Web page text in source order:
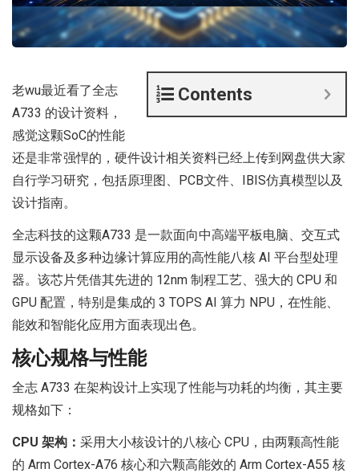
Contents
老wu最近看了全志
A733 的设计资料，
感觉这颗SoC的性能
还是非常强悍的，硬件设计相关资料已经上传到网盘供大家
自行学习研究，包括原理图、PCB文件、IBIS仿真模型以及
设计指南。
全志科技的这颗A733 是一款面向中高端平板电脑、交互式
显示设备及多种边缘计算应用的高性能八核 AI 平台型处理
器。该芯片凭借其先进的 12nm 制程工艺、强大的 CPU 和
GPU 配置，特别是集成的 3 TOPS AI 算力 NPU，在性能、
能效和智能化应用方面表现出色。
核心规格与性能
全志 A733 在架构设计上实现了性能与功耗的均衡，其主要
规格如下：
CPU 架构： 采用大小核设计的八核心 CPU，由两颗高性能
的 Arm Cortex-A76 核心和六颗高能效的 Arm Cortex-A55 核